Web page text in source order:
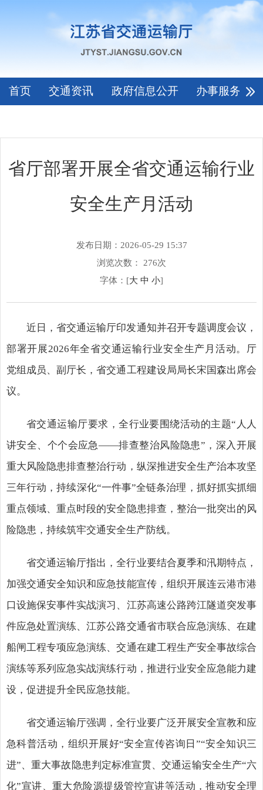
首页 交通资讯 政府信息公开 办事服务
省厅部署开展全省交通运输行业
安全生产月活动
发布日期：2026-05-29 15:37
浏览次数：
276次
字体：[大 中 小]
近日，省交通运输厅印发通知并召开专题调度会议，
部署开展2026年全省交通运输行业安全生产月活动。厅
党组成员、副厅长，省交通工程建设局局长宋国森出席会
议。
省交通运输厅要求，全行业要围绕活动的主题“人人
讲安全、个个会应急——排查整治风险隐患”，深入开展
重大风险隐患排查整治行动，纵深推进安全生产治本攻坚
三年行动，持续深化“一件事”全链条治理，抓好抓实抓细
重点领域、重点时段的安全隐患排查，整治一批突出的风
险隐患，持续筑牢交通安全生产防线。
省交通运输厅指出，全行业要结合夏季和汛期特点，
加强交通安全知识和应急技能宣传，组织开展连云港市港
口设施保安事件实战演习、江苏高速公路跨江隧道突发事
件应急处置演练、江苏公路交通省市联合应急演练、在建
船闸工程专项应急演练、交通在建工程生产安全事故综合
演练等系列应急实战演练行动，推进行业安全应急能力建
设，促进提升全民应急技能。
省交通运输厅强调，全行业要广泛开展安全宣教和应
急科普活动，组织开展好“安全宣传咨询日”“安全知识三
进”、重大事故隐患判定标准宣贯、交通运输安全生产“六
化”宣讲、重大危险源提级管控宣讲等活动，推动安全理